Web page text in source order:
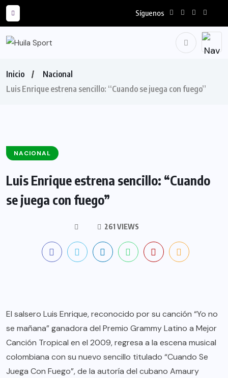
Síguenos
Inicio
Nacional
Luis Enrique estrena sencillo: “Cuando se juega con fuego”
NACIONAL
Luis Enrique estrena sencillo: “Cuando
se juega con fuego”
261 VIEWS
El salsero Luis Enrique, reconocido por su canción “Yo no
se mañana” ganadora del Premio Grammy Latino a Mejor
Canción Tropical en el 2009, regresa a la escena musical
colombiana con su nuevo sencillo titulado “Cuando Se
Juega Con Fuego”, de la autoría del cubano Amaury